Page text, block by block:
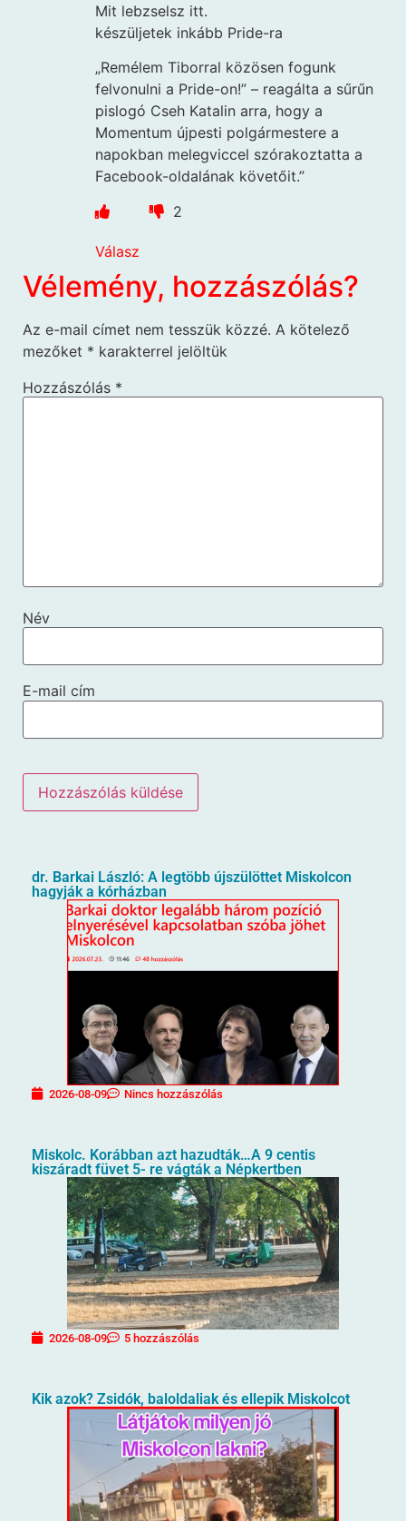
Mit lebzselsz itt.
készüljetek inkább Pride-ra
„Remélem Tiborral közösen fogunk
felvonulni a Pride-on!” – reagálta a sűrűn
pislogó Cseh Katalin arra, hogy a
Momentum újpesti polgármestere a
napokban melegviccel szórakoztatta a
Facebook-oldalának követőit.”
2
Válasz
Vélemény, hozzászólás?
Az e-mail címet nem tesszük közzé. A kötelező
mezőket * karakterrel jelöltük
Hozzászólás *
Név
E-mail cím
dr. Barkai László: A legtöbb újszülöttet Miskolcon
hagyják a kórházban
2026-08-09 Nincs hozzászólás
Miskolc. Korábban azt hazudták…A 9 centis
kiszáradt füvet 5- re vágták a Népkertben
2026-08-09 5 hozzászólás
Kik azok? Zsidók, baloldaliak és ellepik Miskolcot